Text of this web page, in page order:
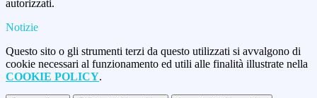
autorizzati.
Notizie
Questo sito o gli strumenti terzi da questo utilizzati si avvalgono di
cookie necessari al funzionamento ed utili alle finalità illustrate nella
COOKIE POLICY.